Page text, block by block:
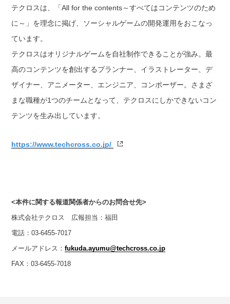
テクロスは、「All for the contents～すべてはコンテンツのため
に～」を理念に掲げ、ソーシャルゲームの開発運用をおこなっ
ています。
テクロスはオリジナルゲームを自社制作できることが強み。最
高のコンテンツを創出するプランナー、イラストレーター、デ
ザイナー、アニメーター、エンジニア、コンポーザー。さまざ
まな職種が1つのチームとなって、テクロスにしかできないコン
テンツを生み出しています。
https://www.techcross.co.jp/
<本件に関する報道関係者からのお問合せ先>
株式会社テクロス 広報担当：福田
電話：03-6455-7017
メールアドレス： fukuda.ayumu@techcross.co.jp
FAX：03-6455-7018